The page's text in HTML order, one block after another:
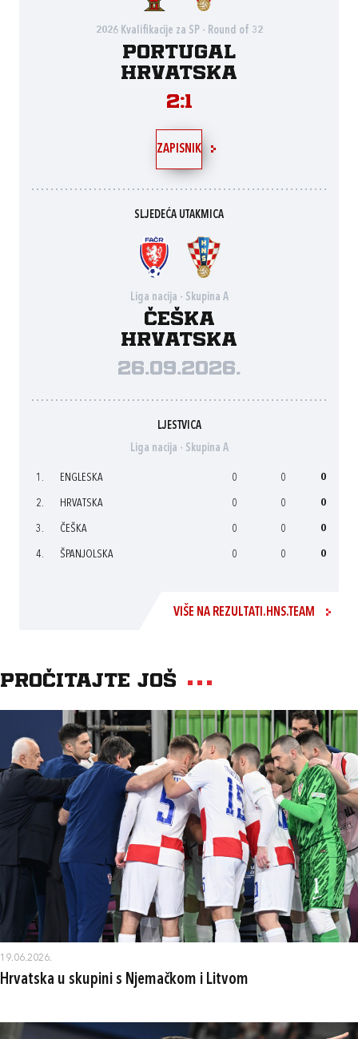
2026 Kvalifikacije za SP - Round of 32
Portugal
Hrvatska
2:1
ZAPISNIK
SLJEDEĆA UTAKMICA
Liga nacija - Skupina A
Češka
Hrvatska
26.09.2026.
LJESTVICA
Liga nacija - Skupina A
1. ENGLESKA 0 0 0
2. HRVATSKA 0 0 0
3. ČEŠKA 0 0 0
4. ŠPANJOLSKA 0 0 0
VIŠE NA REZULTATI.HNS.TEAM
Pročitajte još
19.06.2026.
Hrvatska u skupini s Njemačkom i Litvom